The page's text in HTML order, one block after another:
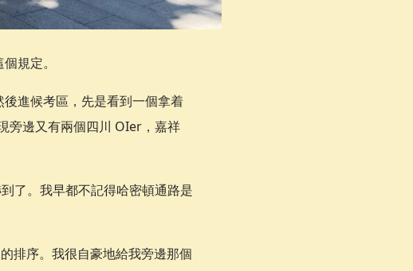
規定。
進候考區，先是看到一個拿着
旁邊又有兩個四川 OIer，嘉祥
了。我早都不記得哈密頓通路是
排序。我很自豪地給我旁邊那個